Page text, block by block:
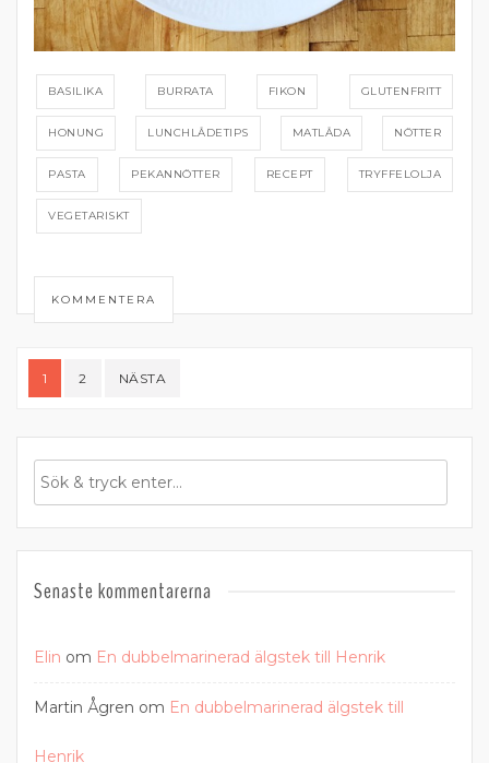
BASILIKA BURRATA FIKON GLUTENFRITT
HONUNG LUNCHLÅDETIPS MATLÅDA NÖTTER
PASTA PEKANNÖTTER RECEPT TRYFFELOLJA
VEGETARISKT
KOMMENTERA
Sidnumrering
för
1 2 NÄSTA
Senaste kommentarerna
Elin om En dubbelmarinerad älgstek till Henrik
Martin Ågren om En dubbelmarinerad älgstek till
Henrik